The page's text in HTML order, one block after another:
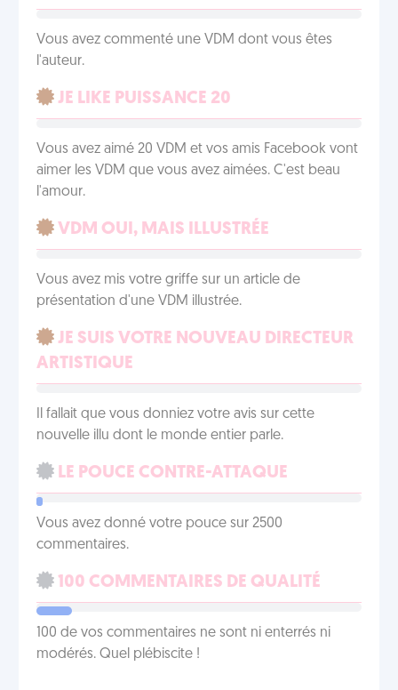
Vous avez commenté une VDM dont vous êtes
l'auteur.
JE LIKE PUISSANCE 20
Vous avez aimé 20 VDM et vos amis Facebook vont
aimer les VDM que vous avez aimées. C'est beau
l'amour.
VDM OUI, MAIS ILLUSTRÉE
Vous avez mis votre griffe sur un article de
présentation d'une VDM illustrée.
JE SUIS VOTRE NOUVEAU DIRECTEUR
ARTISTIQUE
Il fallait que vous donniez votre avis sur cette
nouvelle illu dont le monde entier parle.
LE POUCE CONTRE-ATTAQUE
Vous avez donné votre pouce sur 2500
commentaires.
100 COMMENTAIRES DE QUALITÉ
100 de vos commentaires ne sont ni enterrés ni
modérés. Quel plébiscite !